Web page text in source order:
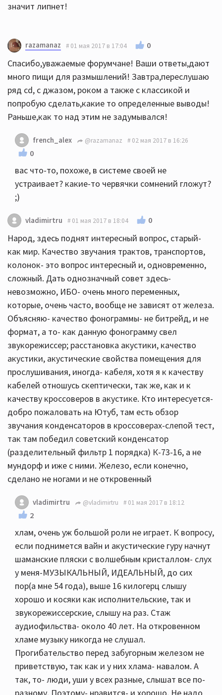
значит липнет!
razamanaz 01 мая 2017 в 17:04 0
Спасибо,уважаемые форумчане! Ваши ответы,дают
много пищи для размышлений! Завтра,переслушаю
ряд сd, с джазом, роком а также с классикой и
попробую сделать,какие то определенные выводы!
Раньше,как то над этим не задумывался!
french_alex @razamanaz 02 мая 2017 в 16:26
0
вас что-то, похоже, в системе своей не
устраивает? какие-то червячки сомнений гложут?
;)
vladimirtru 01 мая 2017 в 18:04 0
Народ, здесь поднят интересный вопрос, старый-
как мир. Качество звучания трактов, транспортов,
колонок- это вопрос интересный и, одновременно,
сложный. Дать однозначный совет здесь-
невозможно, ИБО- очень много переменных,
которые, очень часто, вообще не зависят от железа.
Объясняю- качество фонограммы- не битрейд, и не
формат, а то- как данную фонограмму свел
звукорежиссер; расстановка акустики, качество
акустики, акустические свойства помещения для
прослушивания, иногда- кабеля, хотя я к качеству
кабелей отношусь скептически, так же, как и к
качеству кроссоверов в акустике. Кто интересуется-
добро пожаловать на Ютуб, там есть обзор
звучания конденсаторов в кроссоверах-слепой тест,
так там победил советский конденсатор
(разделительный фильтр 1 порядка) К-73-16, а не
мундорф и иже с ними. Железо, если конечно,
сделано не ногами и не откровенный
vladimirtru @vladimirtru 01 мая 2017 в 18:12
2
хлам, очень уж большой роли не играет. К вопросу,
если поднимется вайн и акустические гуру начнут
шаманские пляски с волшебным кристаллом- слух
у меня-МУЗЫКАЛЬНЫЙ, ИДЕАЛЬНЫЙ, до сих
пор(а мне 54 года), выше 16 килогерц слышу
хорошо и косяки как исполнительские, так и
звукорежиссерские, слышу на раз. Стаж
аудиофильства- около 40 лет. На откровенном
хламе музыку никогда не слушал.
Прогибательство перед забугорным железом не
приветствую, так как и у них хлама- навалом. А
так, то- люди, уши у всех разные, слышат все по-